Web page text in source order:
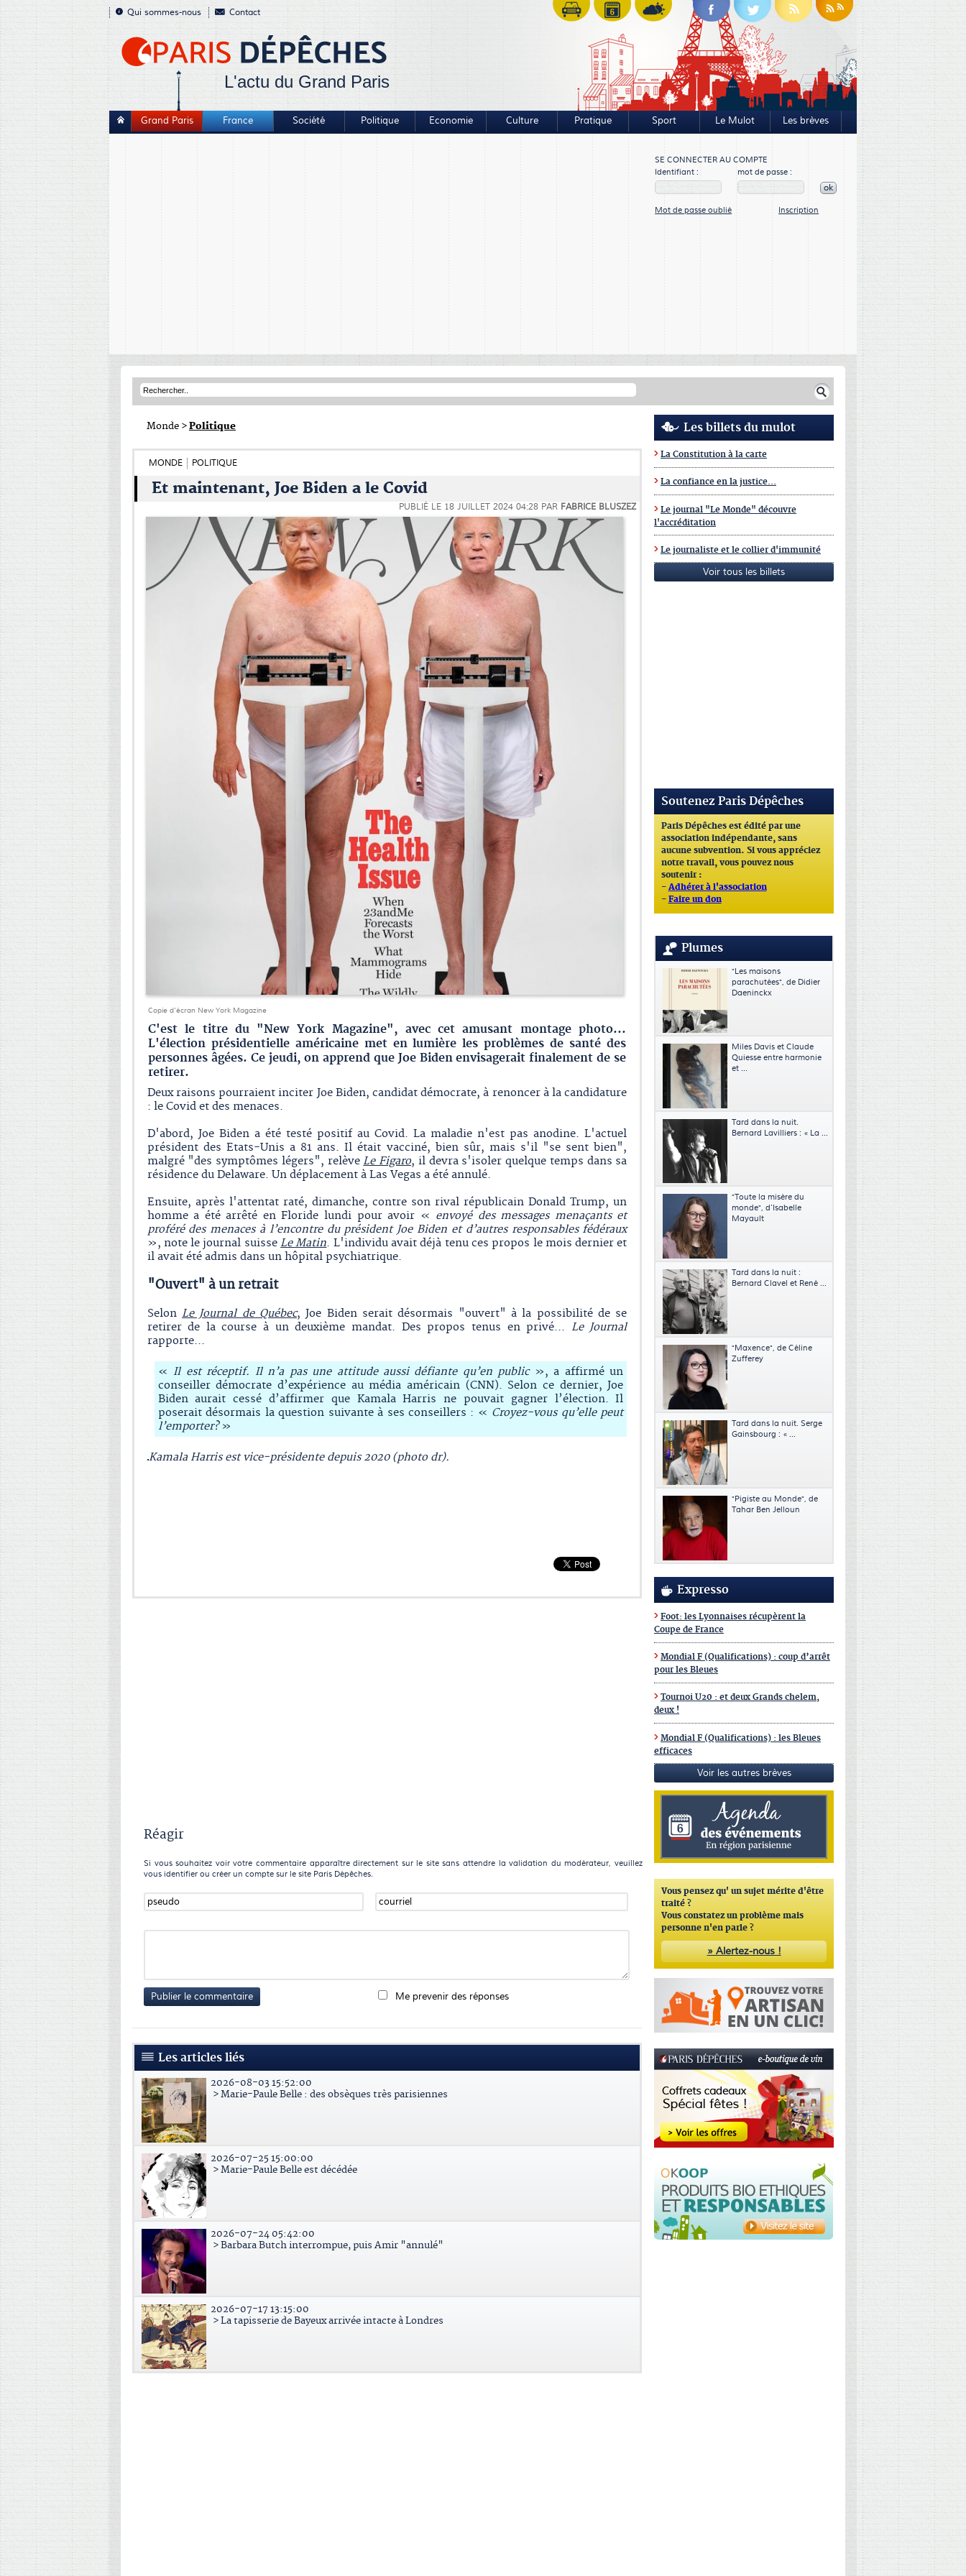
Qui sommes-nous Contact
L'actu du Grand Paris
Grand Paris France Société Politique Economie Culture Pratique Sport Le Mulot Les brèves
SE CONNECTER AU COMPTE
Identifiant :
mot de passe :
ok
Mot de passe oublié Inscription
Monde >Politique
MONDE POLITIQUE
Et maintenant, Joe Biden a le Covid
PUBLIÉ LE 18 JUILLET 2024 04:28 PAR FABRICE BLUSZEZ
Copie d'écran New York Magazine
C'est le titre du "New York Magazine", avec cet amusant montage photo...
L'élection présidentielle américaine met en lumière les problèmes de santé des
personnes âgées. Ce jeudi, on apprend que Joe Biden envisagerait finalement de se
retirer.
Deux raisons pourraient inciter Joe Biden, candidat démocrate, à renoncer à la candidature
: le Covid et des menaces.
D'abord, Joe Biden a été testé positif au Covid. La maladie n'est pas anodine. L'actuel
président des Etats-Unis a 81 ans. Il était vacciné, bien sûr, mais s'il "se sent bien",
malgré "des symptômes légers", relèveLe Figaro, il devra s'isoler quelque temps dans sa
résidence du Delaware. Un déplacement à Las Vegas a été annulé.
Ensuite, après l'attentat raté, dimanche, contre son rival républicain Donald Trump, un
homme a été arrêté en Floride lundi pour avoir « envoyé des messages menaçants et
proféré des menaces à l’encontre du président Joe Biden et d’autres responsables fédéraux
», note le journal suisseLe Matin. L'individu avait déjà tenu ces propos le mois dernier et
il avait été admis dans un hôpital psychiatrique.
"Ouvert" à un retrait
Selon Le Journal de Québec, Joe Biden serait désormais "ouvert" à la possibilité de se
retirer de la course à un deuxième mandat. Des propos tenus en privé... Le Journal
rapporte...
«Il est réceptif. Il n’a pas une attitude aussi défiante qu’en public», a affirmé un
conseiller démocrate d’expérience au média américain (CNN). Selon ce dernier, Joe
Biden aurait cessé d’affirmer que Kamala Harris ne pouvait gagner l’élection. Il
poserait désormais la question suivante à ses conseillers : « Croyez-vous qu’elle peut
l’emporter? »
Kamala Harris est vice-présidente depuis 2020 (photo dr).
Réagir
Si vous souhaitez voir votre commentaire apparaître directement sur le site sans attendre la validation du modérateur, veuillez
vous identifier ou créer un compte sur le site Paris Dépêches.
Publier le commentaire Me prevenir des réponses
Les articles liés
2026-08-03 15:52:00
> Marie-Paule Belle : des obsèques très parisiennes
2026-07-25 15:00:00
> Marie-Paule Belle est décédée
2026-07-24 05:42:00
> Barbara Butch interrompue, puis Amir "annulé"
2026-07-17 13:15:00
> La tapisserie de Bayeux arrivée intacte à Londres
Les billets du mulot
La Constitution à la carte
La confiance en la justice...
Le journal "Le Monde" découvre
l'accréditation
Le journaliste et le collier d'immunité
Voir tous les billets
Soutenez Paris Dépêches
Paris Dépêches est édité par une
association indépendante, sans
aucune subvention. Si vous appréciez
notre travail, vous pouvez nous
soutenir :
- Adhérer à l'association
- Faire un don
Plumes
"Les maisons
parachutées", de Didier
Daeninckx
Miles Davis et Claude
Quiesse entre harmonie
et ...
Tard dans la nuit.
Bernard Lavilliers : « La ...
"Toute la misère du
monde", d’Isabelle
Mayault
Tard dans la nuit :
Bernard Clavel et René ...
"Maxence", de Céline
Zufferey
Tard dans la nuit. Serge
Gainsbourg : « ...
"Pigiste au Monde", de
Tahar Ben Jelloun
Expresso
Foot: les Lyonnaises récupèrent la
Coupe de France
Mondial F (Qualifications) : coup d’arrêt
pour les Bleues
Tournoi U20 : et deux Grands chelem,
deux !
Mondial F (Qualifications) : les Bleues
efficaces
Voir les autres brèves
Vous pensez qu' un sujet mérite d'être
traité ?
Vous constatez un problème mais
personne n'en parle ?
» Alertez-nous !